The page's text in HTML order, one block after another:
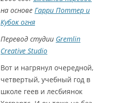
на основе Гарри Поттер и
Кубок огня
Перевод студии Gremlin
Creative Studio
Вот и нагрянул очередной,
четвертый, учебный год в
школе геев и лесбиянок